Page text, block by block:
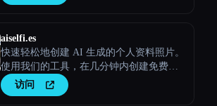
aiselfi.es
快速轻松地创建 AI 生成的个人资料照片。
使用我们的工具，在几分钟内创建免费的
个性化AI头像。试试看 → aiselfi.es
访问